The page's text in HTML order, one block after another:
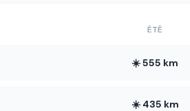
ÉTÉ
☀️ 555 km
☀️ 435 km